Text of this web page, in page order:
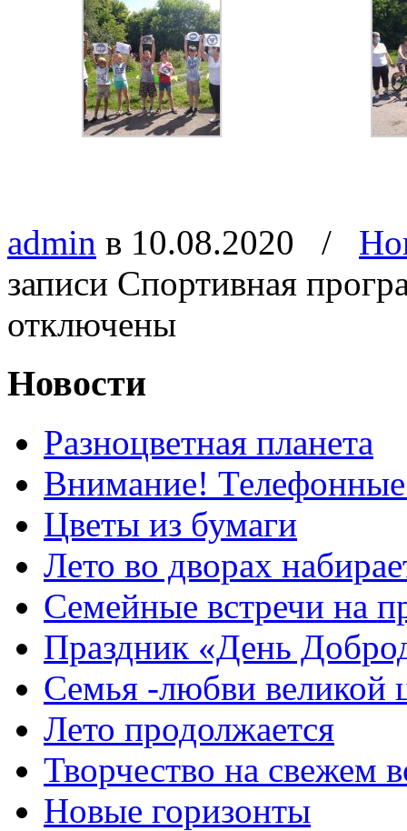
admin в 10.08.2020 /
записи Спортивная
отключены
Новости
Разноцветная планета
Внимание!
Цветы из бумаги
Лето во дворах
Семейные встречи на
Праздник «День
Семья -любви великой
Лето продолжается
Творчество на свежем
Новые горизонты